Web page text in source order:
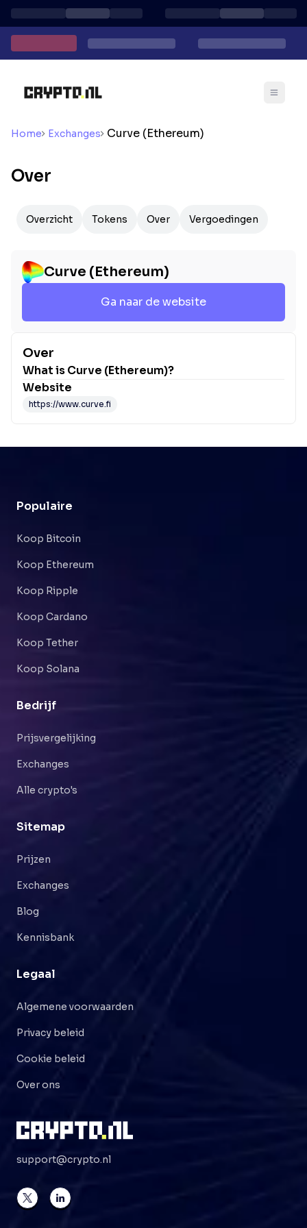
Home Exchanges Curve (Ethereum)
Over
Overzicht Tokens Over Vergoedingen
Curve (Ethereum)
Ga naar de website
Over
What isCurve (Ethereum)?
Website
https://www.curve.fi
Populaire
Koop Bitcoin
Koop Ethereum
Koop Ripple
Koop Cardano
Koop Tether
Koop Solana
Bedrijf
Prijsvergelijking
Exchanges
Alle crypto's
Sitemap
Prijzen
Exchanges
Blog
Kennisbank
Legaal
Algemene voorwaarden
Privacy beleid
Cookie beleid
Over ons
support@crypto.nl